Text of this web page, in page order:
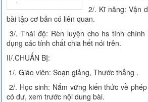
2/. Kĩ năng: Vận
bài tập cơ bản có liên quan.
3/. Thái độ: Rèn luyện cho hs tính
dụng các tính chất chia hết nói trên.
II/.CHUẨN BỊ:
1/. Giáo viên: Soạn giảng, Thước thẳng .
2/. Học sinh: Nắm vững kiến thức về
có dư, xem trước nội dung bài.